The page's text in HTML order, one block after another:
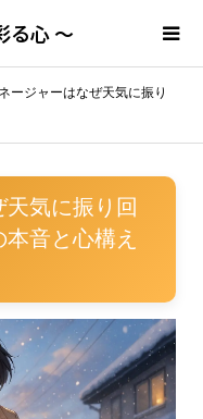
る心 ～
ージャーはなぜ天気に振り
気に振り回
音と心構え